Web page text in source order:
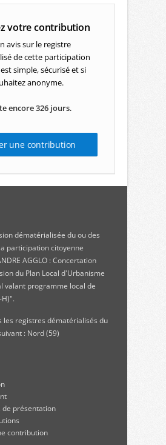
votre contribution
avis sur le registre
de cette participation
simple, sécurisé et si
anonyme.
encore 326 jours.
une contribution
dématérialisée du ou des
participation citoyenne
AGGLO : Concertation
du Plan Local d'Urbanisme
valant programme local de
les registres dématérialisés du
: Nord (59)
de présentation
contribution